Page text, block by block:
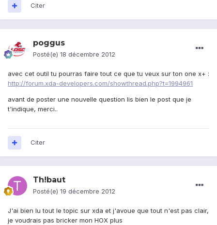
Citer
poggus
Posté(e) 18 décembre 2012
avec cet outil tu pourras faire tout ce que tu veux sur ton one x+ :
http://forum.xda-developers.com/showthread.php?t=1994961
avant de poster une nouvelle question lis bien le post que je
t'indique, merci..
Citer
Th!baut
Posté(e) 19 décembre 2012
J'ai bien lu tout le topic sur xda et j'avoue que tout n'est pas clair,
je voudrais pas bricker mon HOX plus